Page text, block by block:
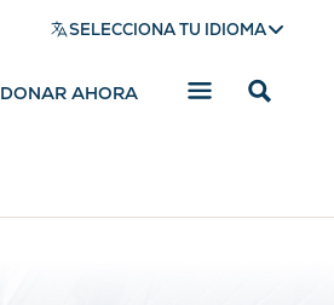
SELECCIONA TU IDIOMA
DONAR AHORA
Mostrar